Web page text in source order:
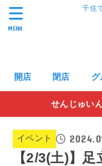
千住
開店 閉店 グ
MENU
せんじゅい
イベント
【2/3(土)】